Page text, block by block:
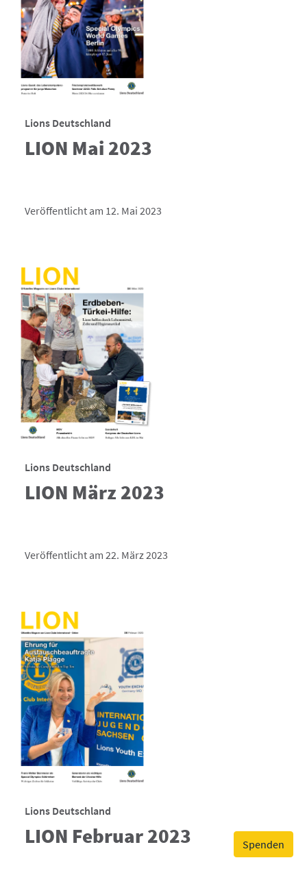
Spenden
Lions Deutschland
LION Mai 2023
Veröffentlicht am 12. Mai 2023
Lions Deutschland
LION März 2023
Veröffentlicht am 22. März 2023
Lions Deutschland
LION Februar 2023